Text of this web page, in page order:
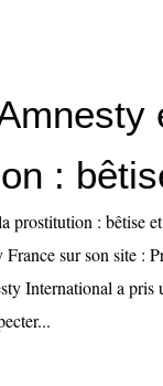
:
prostitution : bêtise
sur son site :
International a